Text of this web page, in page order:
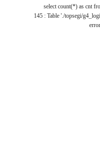
select count(*) as cnt
145 : Table './topsegi/